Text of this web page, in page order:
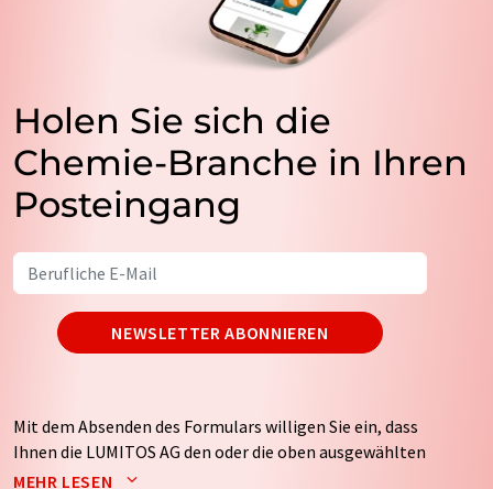
Holen Sie sich die
Chemie-Branche in Ihren
Posteingang
NEWSLETTER ABONNIEREN
Mit dem Absenden des Formulars willigen Sie ein, dass
Ihnen die LUMITOS AG den oder die oben ausgewählten
Newsletter per E-Mail zusendet. Ihre Daten werden
MEHR LESEN